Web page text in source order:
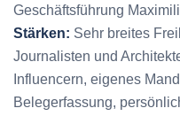
Geschäftsführung
Stärken: Sehr breites
Journalisten und
Influencern, eigenes
Belegerfassung,